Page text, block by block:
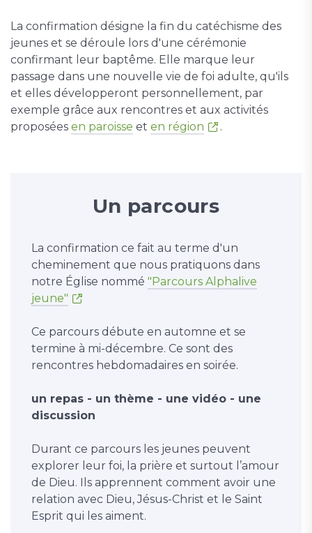
La confirmation désigne la fin du catéchisme des
jeunes et se déroule lors d'une cérémonie
confirmant leur baptême. Elle marque leur
passage dans une nouvelle vie de foi adulte, qu'ils
et elles développeront personnellement, par
exemple grâce aux rencontres et aux activités
proposées en paroisse et en région .
Un parcours
La confirmation ce fait au terme d'un
cheminement que nous pratiquons dans
notre Église nommé "Parcours Alphalive
jeune"
Ce parcours débute en automne et se
termine à mi-décembre. Ce sont des
rencontres hebdomadaires en soirée.
un repas - un thème - une vidéo - une
discussion
Durant ce parcours les jeunes peuvent
explorer leur foi, la prière et surtout l’amour
de Dieu. Ils apprennent comment avoir une
relation avec Dieu, Jésus-Christ et le Saint
Esprit qui les aiment.